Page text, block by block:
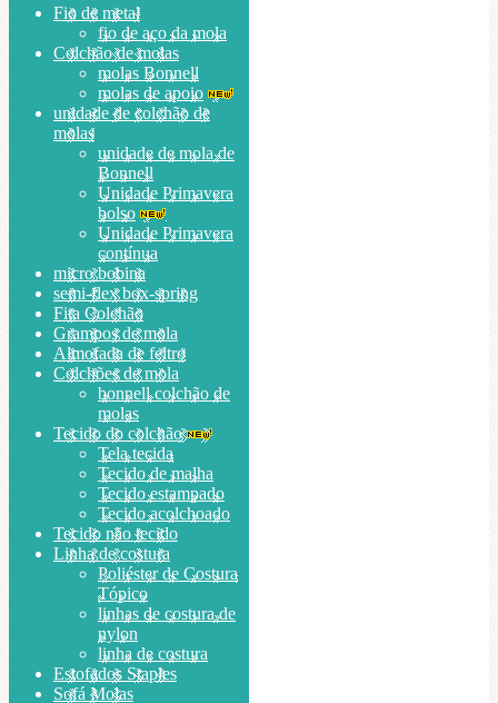
Fio de metal
fio de aço da mola
Colchão de molas
molas Bonnell
molas de apoio
unidade de colchão de
molas
unidade de mola de
Bonnell
Unidade Primavera
bolso
Unidade Primavera
contínua
micro bobina
semi-flex box-spring
Fita Colchão
Grampos de mola
Almofada de feltro
Colchões de mola
bonnell colchão de
molas
Tecido do colchão
Tela tecida
Tecido de malha
Tecido estampado
Tecido acolchoado
Tecido não tecido
Linha de costura
Poliéster de Costura
Tópico
linhas de costura de
nylon
linha de costura
Estofados Staples
Sofá Molas